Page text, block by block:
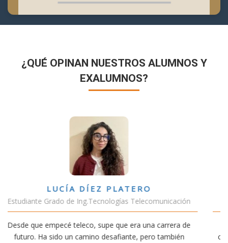
¿QUÉ OPINAN NUESTROS ALUMNOS Y
EXALUMNOS?
de
VÍCTOR SÁNCHEZ VALENCIA
Estudiante Doble Grado Teleco-ADE
Estudiar teleco me ha permitido comprender cómo
conectividad afecta nuestra vida diaria. Aunque la